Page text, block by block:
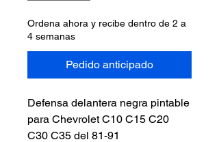
Ordena ahora y recibe dentro de 2 a
4 semanas
Pedido anticipado
Defensa delantera negra pintable
para Chevrolet C10 C15 C20
C30 C35 del 81-91